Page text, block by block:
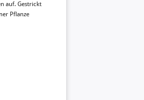
auf. Gestrickt
Pflanze